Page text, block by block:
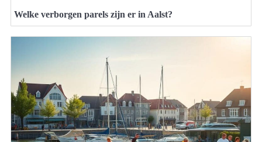
Welke verborgen parels zijn er in Aalst?